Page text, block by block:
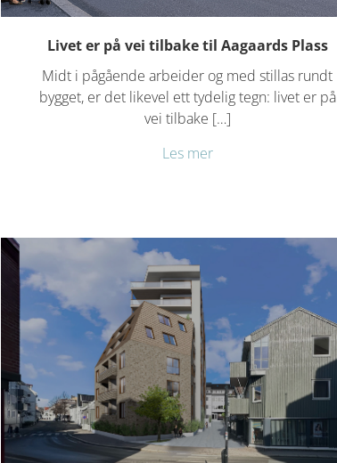
Livet er på vei tilbake til Aagaards Plass
Midt i pågående arbeider og med stillas rundt
bygget, er det likevel ett tydelig tegn: livet er på
vei tilbake […]
Les mer